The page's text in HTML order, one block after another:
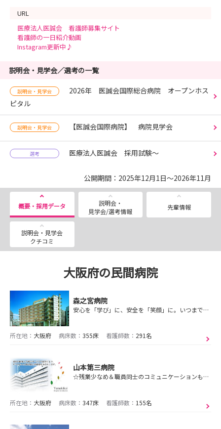
URL
医療法人医誠会 看護師募集サイト
看護師の一日紹介動画
Instagram更新中♪
説明会・見学会／選考の一覧
説明会・見学会
2026年 医誠会国際総合病院 オープンホス
ピタル
説明会・見学会 【医誠会国際病院】 病院見学会
選考 医療法人医誠会 採用試験～
公開期間：2025年12月1日～2026年11月
概要・採用データ
説明会・
見学会/選考情報
先輩情報
説明会・見学会
クチコミ
大阪府の民間病院
森之宮病院
安心を「学び」に、安全を「笑顔」に。いつまでも信頼される病院へ。
所在地： 大阪府 病床数： 355床 看護師数： 291名
山本第三病院
☆残業少なめ＆職員同士のコミュニケーションも良好です！！そんな山本第三病院であなたも一緒に働いてみませんか♪♪ 病院説明会・見学会、採用選考受付中です！！
所在地： 大阪府 病床数： 347床 看護師数： 155名